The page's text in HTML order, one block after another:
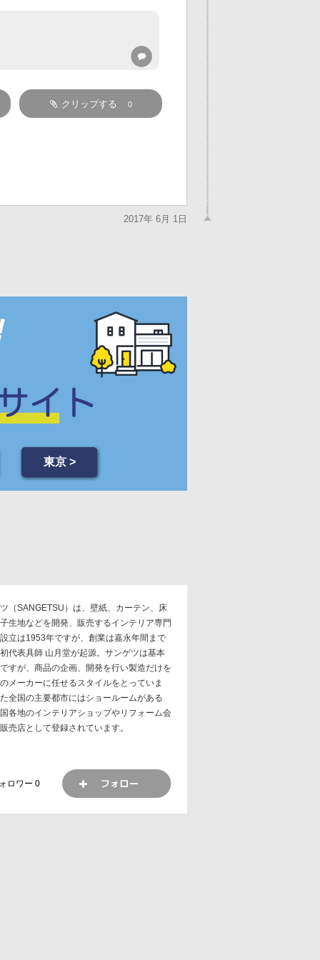
クリップする 0
2017年 6月 1日
東京 >
（SANGETSU）は、壁紙、カーテン、床
生地などを開発、販売するインテリア専門
立は1953年ですが、創業は嘉永年間まで
代表具師 山月堂が起源。サンゲツは基本
すが、商品の企画、開発を行い製造だけを
メーカーに任せるスタイルをとっていま
全国の主要都市にはショールームがある
各地のインテリアショップやリフォーム会
売店として登録されています。
ロワー 0